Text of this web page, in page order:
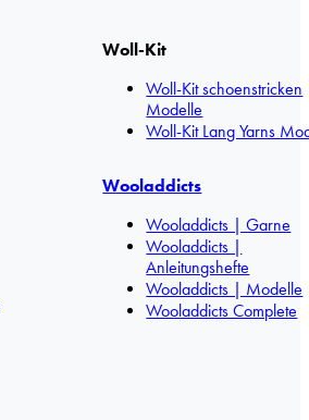
Woll-Kit
Woll-Kit schoenstricken
Modelle
Woll-Kit Lang Yarns
Wooladdicts
Wooladdicts | Garne
Wooladdicts |
Anleitungshefte
Wooladdicts | Modelle
Wooladdicts Complete